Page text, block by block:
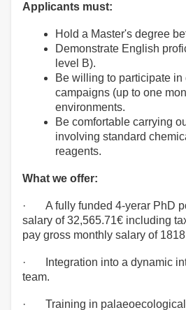
Applicants must:
Hold a Master's degree
Demonstrate English
level B).
Be willing to participate in
campaigns (up to one
environments.
Be comfortable carrying
involving standard
reagents.
What we offer:
· A fully funded 4-yerar PhD
salary of 32,565.71€ including
pay gross monthly salary of
· Integration into a dynamic
team.
· Training in